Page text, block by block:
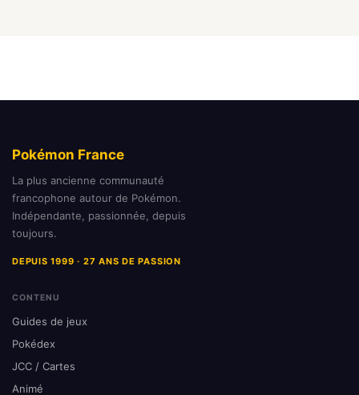
Pokémon France
La plus ancienne communauté
francophone autour de Pokémon.
Indépendante, passionnée, depuis
toujours.
DEPUIS 1999 · 27 ANS DE PASSION
CONTENU
Guides de jeux
Pokédex
JCC / Cartes
Animé